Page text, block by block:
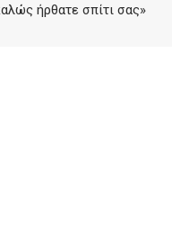
ήρθατε σπίτι σας»